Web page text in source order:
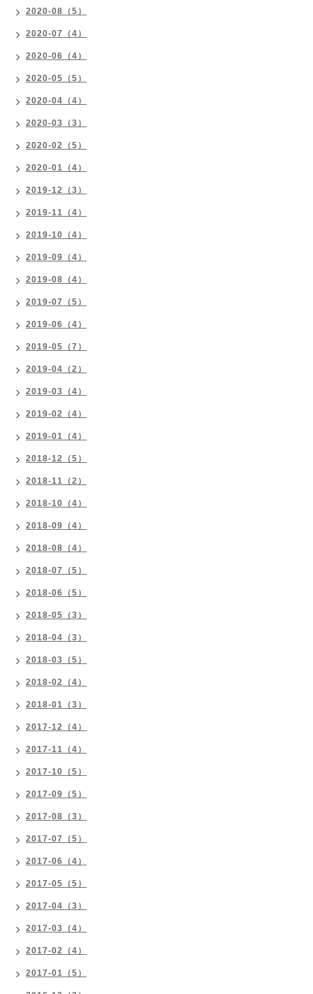
2020-08（5）
2020-07（4）
2020-06（4）
2020-05（5）
2020-04（4）
2020-03（3）
2020-02（5）
2020-01（4）
2019-12（3）
2019-11（4）
2019-10（4）
2019-09（4）
2019-08（4）
2019-07（5）
2019-06（4）
2019-05（7）
2019-04（2）
2019-03（4）
2019-02（4）
2019-01（4）
2018-12（5）
2018-11（2）
2018-10（4）
2018-09（4）
2018-08（4）
2018-07（5）
2018-06（5）
2018-05（3）
2018-04（3）
2018-03（5）
2018-02（4）
2018-01（3）
2017-12（4）
2017-11（4）
2017-10（5）
2017-09（5）
2017-08（3）
2017-07（5）
2017-06（4）
2017-05（5）
2017-04（3）
2017-03（4）
2017-02（4）
2017-01（5）